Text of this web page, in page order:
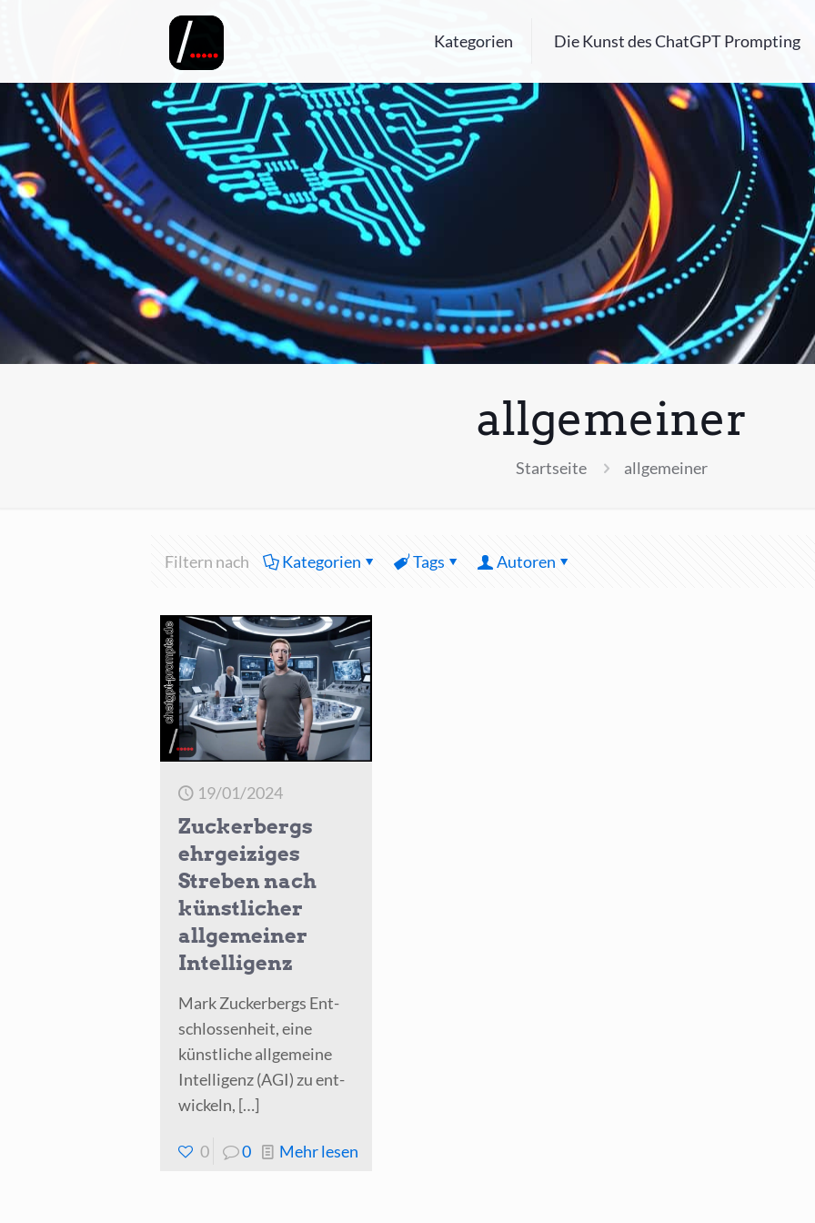
Kategorien Die Kunst des ChatGPT Prompting
allgemeiner
Startseite allgemeiner
Filtern nach Kategorien Tags Autoren
19/01/2024
Zuckerbergs
ehrgeiziges
Streben nach
künstlicher
allgemeiner
Intelligenz
Mark Zucker­bergs Ent­
schlos­sen­heit, eine
künst­li­che all­ge­mei­ne
Intel­li­genz (AGI) zu ent­
wi­ckeln, […]
0 0 Mehr lesen-